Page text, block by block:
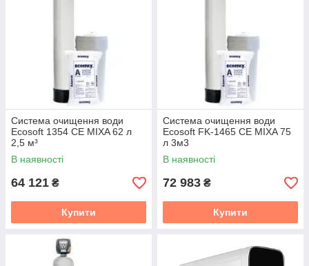
Система очищення води
Ecosoft 1354 CE MIXA 62 л
2,5 м³
В наявності
64 121 ₴
Купити
Система очищення води
Ecosoft FK-1465 CE MIXA 75
л 3м3
В наявності
72 983 ₴
Купити